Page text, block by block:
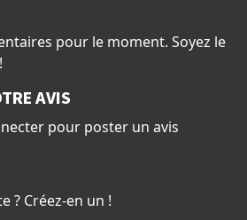
pour le moment. Soyez le
AVIS
pour poster un avis
? Créez-en un !